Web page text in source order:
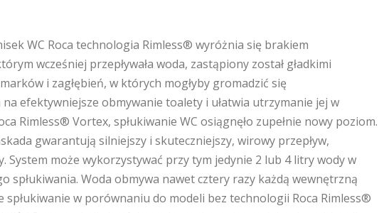
WC Roca technologia Rimless® wyróżnia się brakiem
wcześniej przepływała woda, zastąpiony został gładkimi
i zagłębień, w których mogłyby gromadzić się
efektywniejsze obmywanie toalety i ułatwia utrzymanie jej w
Rimless® Vortex, spłukiwanie WC osiągnęło zupełnie nowy poziom.
gwarantują silniejszy i skuteczniejszy, wirowy przepływ,
System może wykorzystywać przy tym jedynie 2 lub 4 litry wody w
spłukiwania. Woda obmywa nawet cztery razy każdą wewnętrzną
spłukiwanie w porównaniu do modeli bez technologii Roca Rimless®